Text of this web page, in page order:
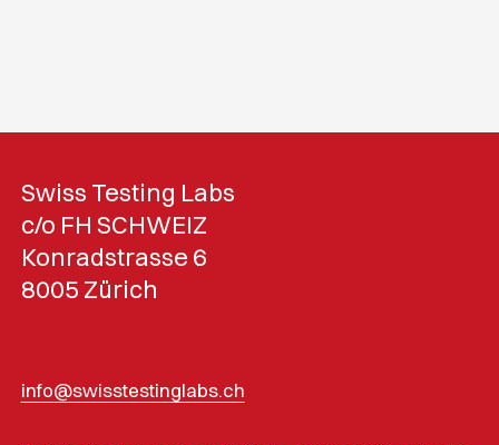
Swiss Testing Labs
c/o FH SCHWEIZ
Konradstrasse 6
8005 Zürich
info@swisstestinglabs.ch